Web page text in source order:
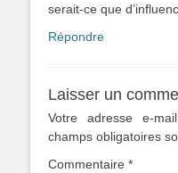
serait-ce que
Répondre
Laisser un
Votre adresse e-
champs obligatoires
Commentaire *